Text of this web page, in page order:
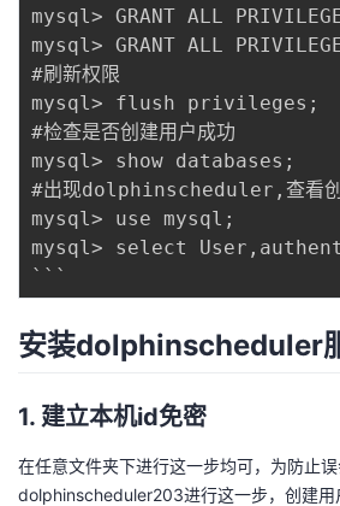
mysql> GRANT ALL
mysql> GRANT ALL
#刷新权限
mysql> flush privileges;
#检查是否创建用户成功
mysql> show databases;
#出现dolphinscheduler,查看创
mysql> use mysql;
mysql> select
安装dolphinscheduler
1. 建立本机id免密
在任意文件夹下进行这一步均可，为防止
dolphinscheduler203进行这一步，创建